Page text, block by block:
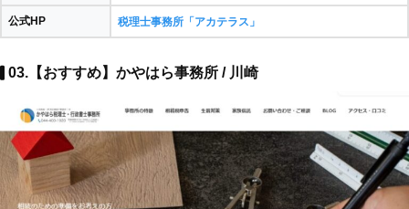
公式HP 税理士事務所「アカテラス」
03.【おすすめ】かやはら事務所 / 川崎